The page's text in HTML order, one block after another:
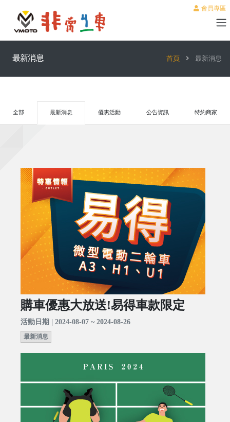
會員專區
最新消息 首頁 最新消息
全部 最新消息 優惠活動 公告資訊 特約商家
購車優惠大放送!易得車款限定
活動日期 | 2024-08-07 ~ 2024-08-26
最新消息